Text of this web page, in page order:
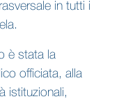
in tutti i
è stata la
officiata, alla
istituzionali,